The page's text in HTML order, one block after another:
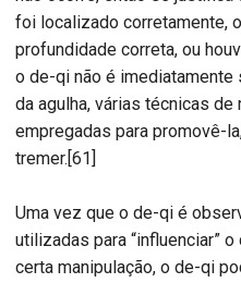
foi localizado corretamente,
profundidade correta, ou
o de-qi não é
da agulha, várias técnicas
empregadas para promovê-
tremer.[61]
Uma vez que o de-qi é
utilizadas para “influenciar”
certa manipulação, o de-qi